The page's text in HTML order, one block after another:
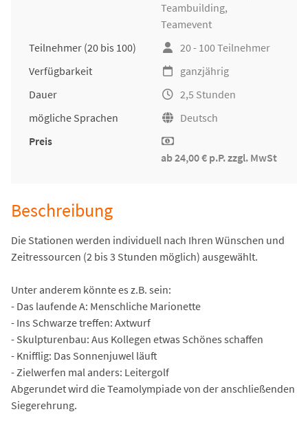
Teambuilding,
Teamevent
Teilnehmer (20 bis 100)
20 - 100 Teilnehmer
Verfügbarkeit
ganzjährig
Dauer
2,5 Stunden
mögliche Sprachen
Deutsch
Preis
ab 24,00 € p.P. zzgl. MwSt
Beschreibung
Die Stationen werden individuell nach Ihren Wünschen und
Zeitressourcen (2 bis 3 Stunden möglich) ausgewählt.
Unter anderem könnte es z.B. sein:
- Das laufende A: Menschliche Marionette
- Ins Schwarze treffen: Axtwurf
- Skulpturenbau: Aus Kollegen etwas Schönes schaffen
- Knifflig: Das Sonnenjuwel läuft
- Zielwerfen mal anders: Leitergolf
Abgerundet wird die Teamolympiade von der anschließenden
Siegerehrung.